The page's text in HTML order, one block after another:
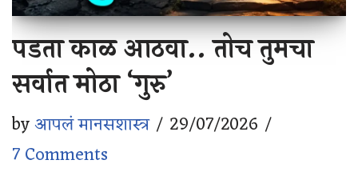
पडता काळ आठवा.. तोच तुमचा
सर्वात मोठा ‘गुरु’
byआपलं मानसशास्त्र
29/07/2026
7 Comments